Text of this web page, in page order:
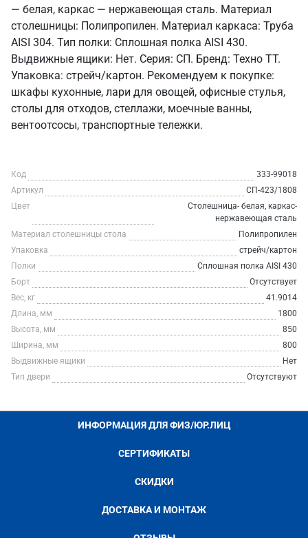
— белая, каркас — нержавеющая сталь. Материал
столешницы: Полипропилен. Материал каркаса: Труба
AISI 304. Тип полки: Сплошная полка AISI 430.
Выдвижные ящики: Нет. Серия: СП. Бренд: Техно ТТ.
Упаковка: стрейч/картон. Рекомендуем к покупке:
шкафы кухонные, лари для овощей, офисные стулья,
столы для отходов, стеллажи, моечные ванны,
вентоотсосы, транспортные тележки.
Код
333-99018
Артикул
СП-423/1808
Цвет
Столешница- белая, каркас-
нержавеющая сталь
Материал столешницы стола
Полипропилен
Упаковка
стрейч/картон
Полки
Сплошная полка AISI 430
Борт
Отсутствует
Вес, кг
41.9014
Длина, мм
1800
Высота, мм
850
Ширина, мм
800
Выдвижные ящики
Нет
Тип двери
Отсутствуют
ИНФОРМАЦИЯ ДЛЯ ФИЗ/ЮР.ЛИЦ
СЕРТИФИКАТЫ
СКИДКИ
ДОСТАВКА И МОНТАЖ